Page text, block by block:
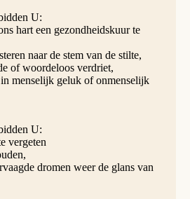
U:
hart een gezondheidskuur te
naar de stem van de stilte,
of woordeloos verdriet,
menselijk geluk of onmenselijk
U:
vergeten
dromen weer de glans van